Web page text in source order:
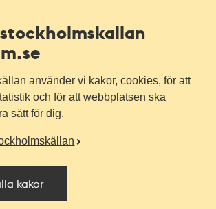
använder vi kakor, cookies, för att
och för att webbplatsen ska
sätt för dig.
kakor